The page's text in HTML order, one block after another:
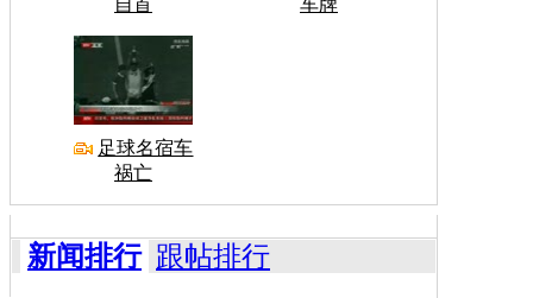
足球名宿车
祸亡
新闻排行 跟帖排行